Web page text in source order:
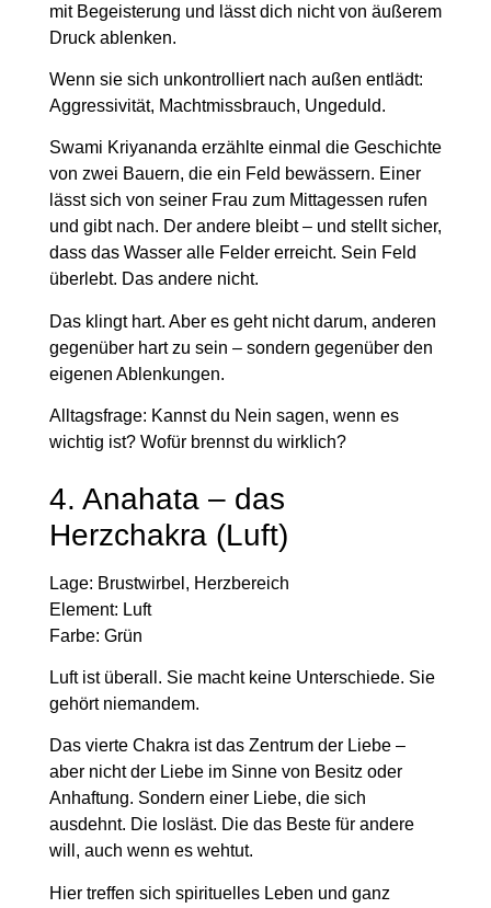
mit Begeisterung und lässt dich nicht von äußerem
Druck ablenken.
Wenn sie sich unkontrolliert nach außen entlädt:
Aggressivität, Machtmissbrauch, Ungeduld.
Swami Kriyananda erzählte einmal die Geschichte
von zwei Bauern, die ein Feld bewässern. Einer
lässt sich von seiner Frau zum Mittagessen rufen
und gibt nach. Der andere bleibt – und stellt sicher,
dass das Wasser alle Felder erreicht. Sein Feld
überlebt. Das andere nicht.
Das klingt hart. Aber es geht nicht darum, anderen
gegenüber hart zu sein – sondern gegenüber den
eigenen Ablenkungen.
Alltagsfrage: Kannst du Nein sagen, wenn es
wichtig ist? Wofür brennst du wirklich?
4. Anahata – das
Herzchakra (Luft)
Lage: Brustwirbel, Herzbereich
Element: Luft
Farbe: Grün
Luft ist überall. Sie macht keine Unterschiede. Sie
gehört niemandem.
Das vierte Chakra ist das Zentrum der Liebe –
aber nicht der Liebe im Sinne von Besitz oder
Anhaftung. Sondern einer Liebe, die sich
ausdehnt. Die losläst. Die das Beste für andere
will, auch wenn es wehtut.
Hier treffen sich spirituelles Leben und ganz